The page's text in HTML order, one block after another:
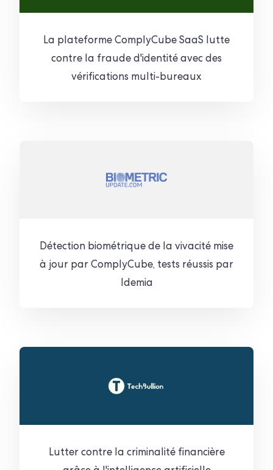
La plateforme ComplyCube SaaS lutte
contre la fraude d'identité avec des
vérifications multi-bureaux
Détection biométrique de la vivacité mise
à jour par ComplyCube, tests réussis par
Idemia
Lutter contre la criminalité financière